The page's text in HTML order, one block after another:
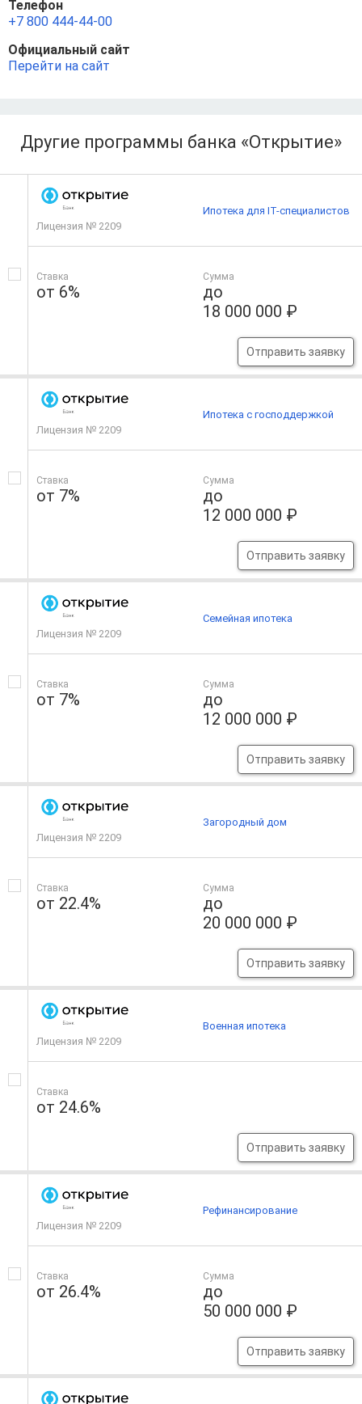
Телефон
+7 800 444-44-00
Официальный сайт
Перейти на сайт
Другие программы банка «Открытие»
Лицензия № 2209
Ставка
от 6%
Сумма
до
18 000 000 ₽
Отправить заявку
Ипотека для IT-специалистов
Лицензия № 2209
Ставка
от 7%
Сумма
до
12 000 000 ₽
Отправить заявку
Ипотека с господдержкой
Лицензия № 2209
Ставка
от 7%
Сумма
до
12 000 000 ₽
Отправить заявку
Семейная ипотека
Лицензия № 2209
Ставка
от 22.4%
Сумма
до
20 000 000 ₽
Отправить заявку
Загородный дом
Лицензия № 2209
Ставка
от 24.6%
Отправить заявку
Военная ипотека
Лицензия № 2209
Ставка
от 26.4%
Сумма
до
50 000 000 ₽
Отправить заявку
Рефинансирование